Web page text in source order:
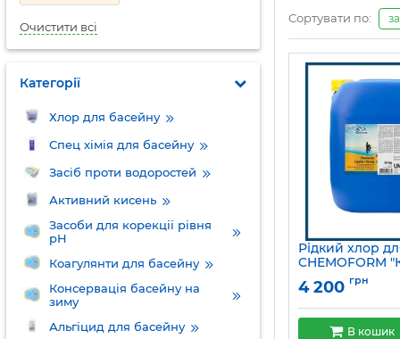
Очистити всі
Категорії
Хлор для басейну
Спец хімія для басейну
Засіб проти водоростей
Активний кисень
Засоби для корекції рівня
pH
Коагулянти для басейну
Консервація басейну на
зиму
Альгіцид для басейну
Сортувати по:
Рідкий хлор
CHEMOFORM
Артикул:
4 200 грн
В кошик